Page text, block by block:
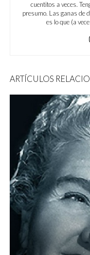
cuentitos a veces.
presumo. Las ganas de
es lo que (a
ARTÍCULOS